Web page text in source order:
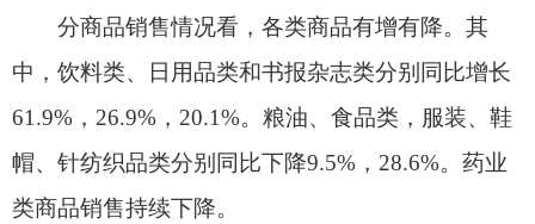
品价格下降2.9%，非食品价格上涨1.1%。
八大类消费价格呈“六涨两降”态势。八大类消
价格上涨
，衣着价格上涨 2.0% ，居住价格上涨
1.8%
，生活用品及服务价格上涨 1.0%，教育文化娱
乐价格上涨0.7%；交通通信价格下降